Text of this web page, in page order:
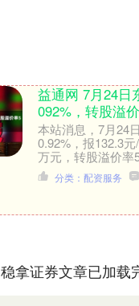
益通网 7月24日
092%，转股溢
本站消息，7月24
0.92%，报132.3
万元，转股溢价率
东风转债信用级别
分类：配资服务
稳拿证券文章已加载